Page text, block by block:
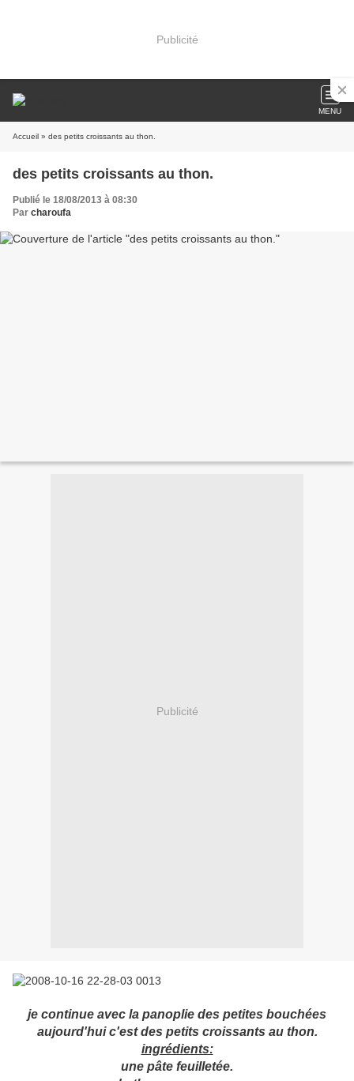
Publicité
MENU
Accueil » des petits croissants au thon.
des petits croissants au thon.
Publié le 18/08/2013 à 08:30
Par charoufa
Publicité
je continue avec la panoplie des petites bouchées
aujourd'hui c'est des petits croissants au thon.
ingrédients:
une pâte feuilletée.